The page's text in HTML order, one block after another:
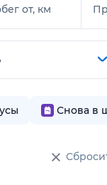
от, км
Снова в